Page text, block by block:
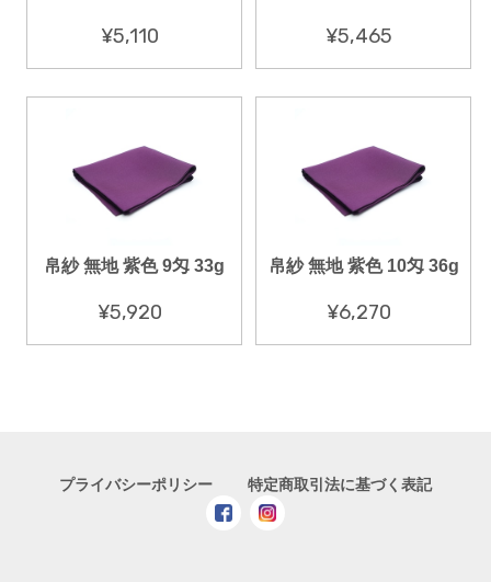
¥5,110 ¥5,465
帛紗 無地 紫色 9匁 33g
¥5,920
帛紗 無地 紫色 10匁 36g
¥6,270
プライバシーポリシー 特定商取引法に基づく表記